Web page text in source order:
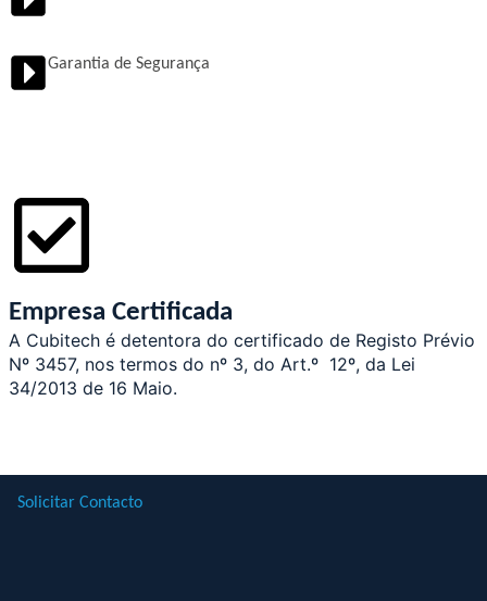
Garantia de Segurança
Empresa Certificada
A Cubitech é detentora do certificado de Registo Prévio
Nº 3457, nos termos do nº 3, do Art.º 12º, da Lei
34/2013 de 16 Maio.
Solicitar Contacto